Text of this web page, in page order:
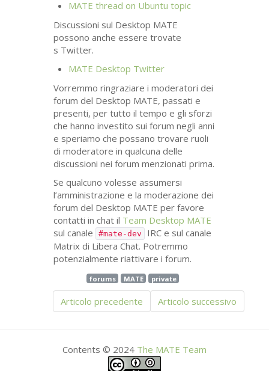
MATE thread on Ubuntu topic
Discussioni sul Desktop MATE
possono anche essere trovate
s Twitter.
MATE Desktop Twitter
Vorremmo ringraziare i moderatori dei
forum del Desktop MATE, passati e
presenti, per tutto il tempo e gli sforzi
che hanno investito sui forum negli anni
e speriamo che possano trovare ruoli
di moderatore in qualcuna delle
discussioni nei forum menzionati prima.
Se qualcuno volesse assumersi
l’amministrazione e la moderazione dei
forum del Desktop MATE per favore
contatti in chat il Team Desktop MATE
sul canale
#mate-dev IRC e sul canale
Matrix di Libera Chat. Potremmo
potenzialmente riattivare i forum.
forums MATE private
Articolo precedente Articolo successivo
Contents © 2024 The MATE Team